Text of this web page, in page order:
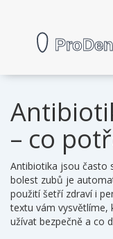
– co
Antibiotika jsou často
bolest zubů je
použití šetří zdraví i
textu vám vysvětlíme,
užívat bezpečně a co